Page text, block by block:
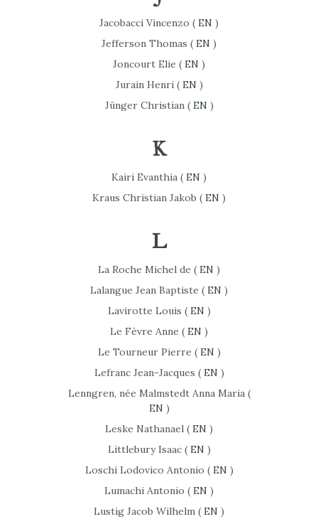
Jacobacci Vincenzo ( EN )
Jefferson Thomas ( EN )
Joncourt Elie ( EN )
Jurain Henri ( EN )
Jünger Christian ( EN )
K
Kairi Evanthia ( EN )
Kraus Christian Jakob ( EN )
L
La Roche Michel de ( EN )
Lalangue Jean Baptiste ( EN )
Lavirotte Louis ( EN )
Le Fèvre Anne ( EN )
Le Tourneur Pierre ( EN )
Lefranc Jean-Jacques ( EN )
Lenngren, née Malmstedt Anna Maria (
EN )
Leske Nathanael ( EN )
Littlebury Isaac ( EN )
Loschi Lodovico Antonio ( EN )
Lumachi Antonio ( EN )
Lustig Jacob Wilhelm ( EN )